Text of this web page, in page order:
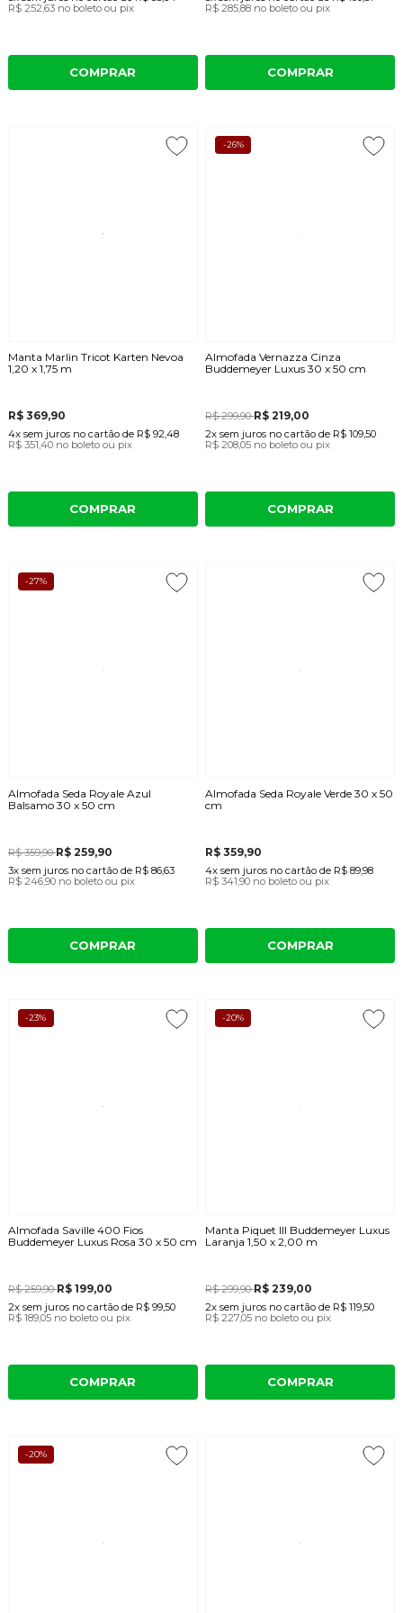
R$ 252,63 no boleto ou pix
COMPRAR
R$ 285,88 no boleto ou pix
COMPRAR
Manta Marlin Tricot Karten Nevoa
1,20 x 1,75 m
R$ 369,90
4x sem juros no cartãode R$ 92,48
R$ 351,40 no boleto ou pix
COMPRAR
-26%
Almofada Vernazza Cinza
Buddemeyer Luxus 30 x 50 cm
R$ 299,90R$ 219,00
2x sem juros no cartão de R$ 109,50
R$ 208,05 no boleto ou pix
COMPRAR
-27%
Almofada Seda Royale Azul
Balsamo 30 x 50 cm
R$ 359,90R$ 259,90
3x sem juros no cartãode R$ 86,63
R$ 246,90 no boleto ou pix
COMPRAR
Almofada Seda Royale Verde 30 x 50
cm
R$ 359,90
4x sem juros no cartão de R$ 89,98
R$ 341,90 no boleto ou pix
COMPRAR
-23%
Almofada Saville 400 Fios
Buddemeyer Luxus Rosa 30 x 50 cm
R$ 259,90R$ 199,00
2x sem juros no cartãode R$ 99,50
R$ 189,05 no boleto ou pix
COMPRAR
-20%
Manta Piquet III Buddemeyer Luxus
Laranja 1,50 x 2,00 m
R$ 299,90R$ 239,00
2x sem juros no cartão de R$ 119,50
R$ 227,05 no boleto ou pix
COMPRAR
-20%